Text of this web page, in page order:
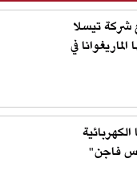
شركة تيسلا
في
فاجن"